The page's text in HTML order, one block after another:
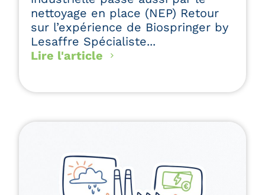
nettoyage en place (NEP) Retour
sur l’expérience de Biospringer by
Lesaffre Spécialiste...
Lire l'article